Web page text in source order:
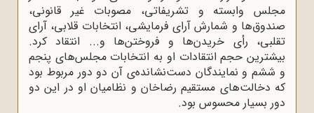
مجلس وابسته و تشریفاتی، مصوبات غیر قانونی،
صندوق‌ها و شمارش آرای فرمایشی، انتخابات قلابی، آرای
تقلبی، رأی خریدن‌ها و فروختن‌ها و... انتقاد کرد.
بیشترین حجم انتقادات او به انتخابات مجلس‌های پنجم
و ششم و نمایندگان دست‌نشانده‌‌ی آن دو دور مربوط بود
که دخالت‌های مستقیم رضاخان و نظامیان او در این دو
دور بسیار محسوس بود.